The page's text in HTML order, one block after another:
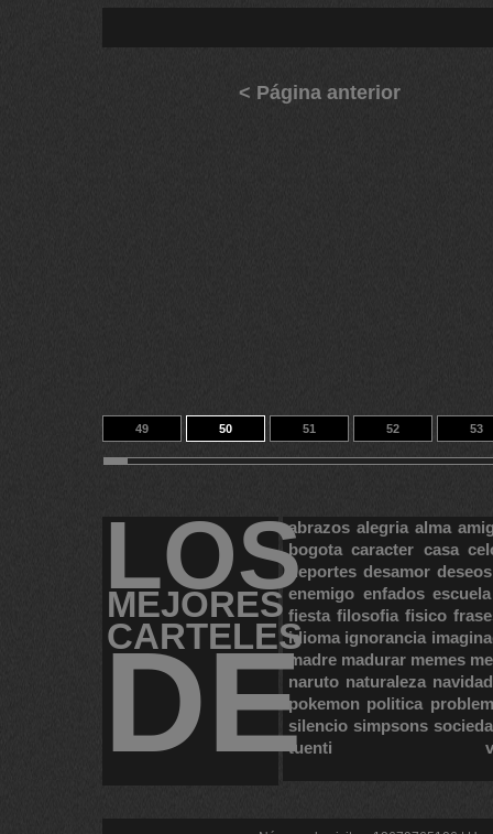
< Página anterior
49 50 51 52 53
59 60 61 14 23387
LOS
MEJORES
CARTELES
DE
abrazos alegria alma
bogota caracter casa
deportes desamor deseos
enemigo enfados escuela
fiesta filosofia fisico
idioma ignorancia
madre madurar memes
naruto naturaleza navidad
pokemon politica
silencio simpsons
tuenti